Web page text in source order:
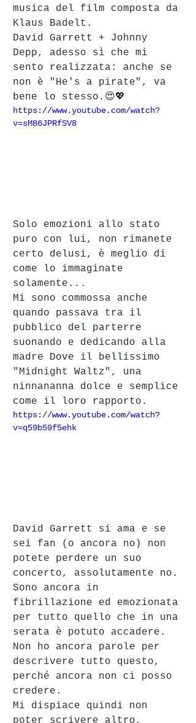
musica del film composta da
Klaus Badelt.
David Garrett + Johnny
Depp, adesso sì che mi
sento realizzata: anche se
non è "He's a pirate", va
bene lo stesso.😍💖
https://www.youtube.com/watch?
v=sM86JPRfSV8
Solo emozioni allo stato
puro con lui, non rimanete
certo delusi, è meglio di
come lo immaginate
solamente...
Mi sono commossa anche
quando passava tra il
pubblico del parterre
suonando e dedicando alla
madre Dove il bellissimo
"Midnight Waltz", una
ninnananna dolce e semplice
come il loro rapporto.
https://www.youtube.com/watch?
v=q59b59f5ehk
David Garrett si ama e se
sei fan (o ancora no) non
potete perdere un suo
concerto, assolutamente no.
Sono ancora in
fibrillazione ed emozionata
per tutto quello che in una
serata è potuto accadere.
Non ho ancora parole per
descrivere tutto questo,
perché ancora non ci posso
credere.
Mi dispiace quindi non
poter scrivere altro,